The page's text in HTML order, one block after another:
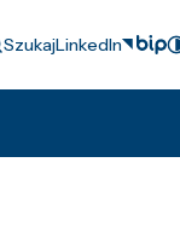
SzukajLinkedIn